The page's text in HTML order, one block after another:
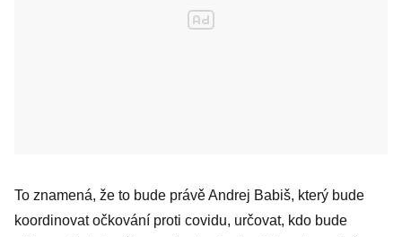
To znamená, že to bude právě Andrej Babiš, který bude
koordinovat očkování proti covidu, určovat, kdo bude